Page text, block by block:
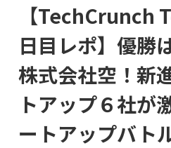
【TechCrunch
日目レポ】優勝
株式会社空！新
トアップ６社が
ートアップバトル